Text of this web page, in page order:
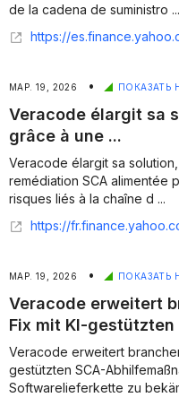
de la cadena de suministro ...
https://es.finance.yahoo.com/noticias/veracode-ampl%C3%ADa-soluci%C3%B3n-l%C3%ADder-sector-
МАР. 19, 2026 • ПОКАЗАТЬ
Veracode élargit sa
grâce à une ...
Veracode élargit sa
remédiation SCA alimentée
risques liés à la chaîne d ...
https://fr.finance.yahoo.com/actualites/veracode-%C3%A9largit-solution-leader-secteur-193900574.html?pl2=currency-converter-news-
МАР. 19, 2026 • ПОКАЗАТЬ
Veracode erweitert
Fix mit KI-gestützten
Veracode erweitert
gestützten SCA-
Softwarelieferkette zu